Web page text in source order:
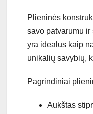
Plieninės
savo patvarumu
yra idealus kaip
unikalių savybių,
Pagrindiniai
Aukštas